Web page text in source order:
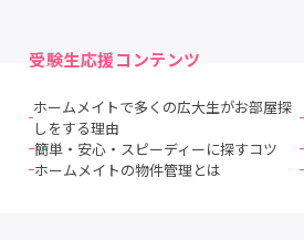
受験生応援コンテンツ
ホームメイトで多くの広大生がお部屋探
しをする理由
簡単・安心・スピーディーに探すコツ
ホームメイトの物件管理とは